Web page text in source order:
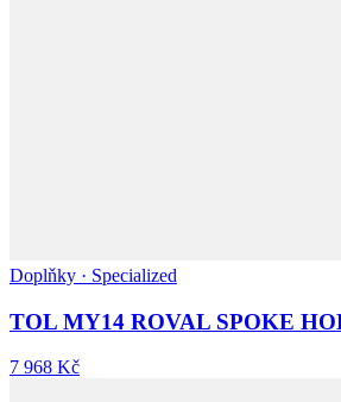
Doplňky · Specialized
TOL MY14 ROVAL SPOKE
7 968 Kč